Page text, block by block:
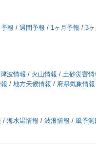
報 / 週間予報 / 1ヶ月予報 / 3
津波情報 / 火山情報 / 土砂災害情
/ 地方天候情報 / 府県気象情報
/ 海水温情報 / 波浪情報 / 風予測